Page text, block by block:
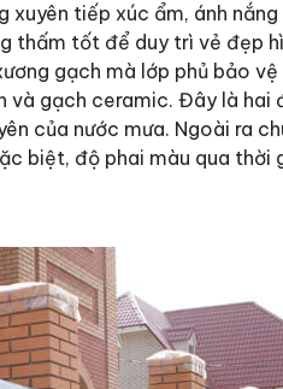
tiếp xúc ẩm, ánh
thấm tốt để duy trì vẻ đẹp
gạch mà lớp phủ bảo
và gạch ceramic. Đây là
của nước mưa. Ngoài ra
biệt, độ phai màu qua thời